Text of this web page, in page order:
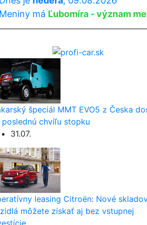
má Ľubomíra - význam
špeciál MMT EVO5 z Česka
poslednú chvíľu stopku
31.07.
leasing Citroën: Nové
môžete získať aj bez vstupnej